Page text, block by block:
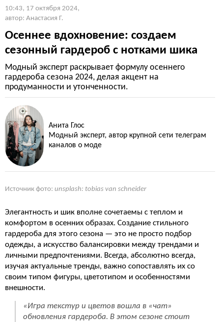
10:43, 17 октября 2024,
автор: Анастасия Г.
Осеннее вдохновение: создаем
сезонный гардероб с нотками шика
Модный эксперт раскрывает формулу осеннего
гардероба сезона 2024, делая акцент на
продуманности и утонченности.
Анита Глос
Модный эксперт, автор крупной сети телеграм
каналов о моде
Источник фото: unsplash: tobias van schneider
Элегантность и шик вполне сочетаемы с теплом и
комфортом в осенних образах. Создание стильного
гардероба для этого сезона — это не просто подбор
одежды, а искусство балансировки между трендами и
личными предпочтениями. Всегда, абсолютно всегда,
изучая актуальные тренды, важно сопоставлять их со
своим типом фигуры, цветотипом и особенностями
внешности.
«Игра текстур и цветов вошла в «чат»
обновления гардероба. В этом сезоне стоит